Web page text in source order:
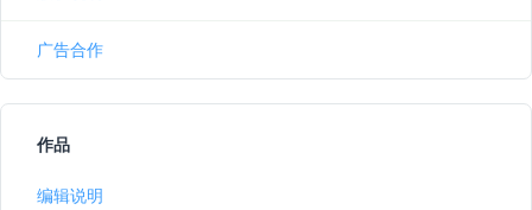
广告合作
作品
编辑说明